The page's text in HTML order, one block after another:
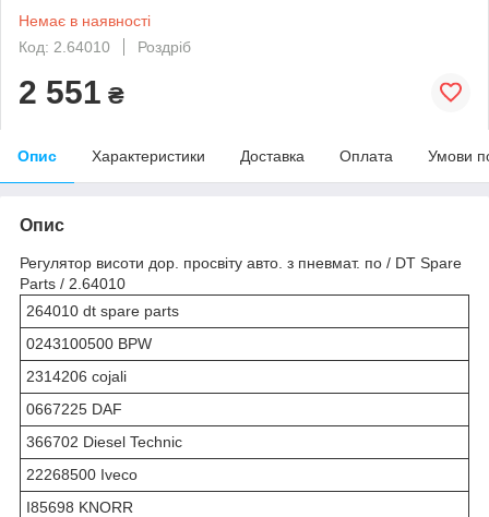
Немає в наявності
Код: 2.64010
Роздріб
2 551 ₴
Опис Характеристики Доставка Оплата Умови
Опис
Регулятор висоти дор. просвіту авто. з пневмат. по / DT Spare
Parts / 2.64010
264010 dt spare parts
0243100500 BPW
2314206 cojali
0667225 DAF
366702 Diesel Technic
22268500 Iveco
I85698 KNORR